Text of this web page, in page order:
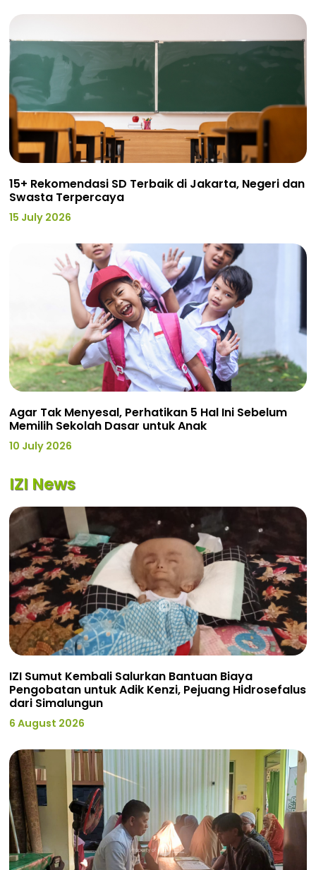
15+ Rekomendasi SD Terbaik di Jakarta, Negeri dan
Swasta Terpercaya
15 July 2026
Agar Tak Menyesal, Perhatikan 5 Hal Ini Sebelum
Memilih Sekolah Dasar untuk Anak
10 July 2026
IZI News
IZI Sumut Kembali Salurkan Bantuan Biaya
Pengobatan untuk Adik Kenzi, Pejuang Hidrosefalus
dari Simalungun
6 August 2026